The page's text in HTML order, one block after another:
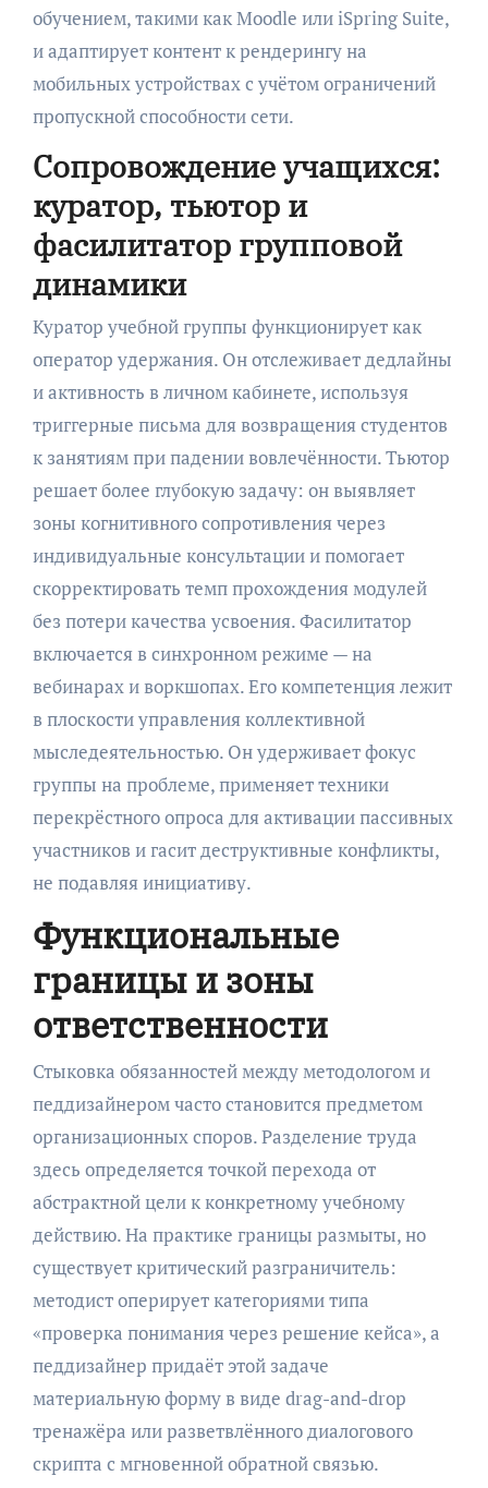
обучением, такими как Moodle или iSpring Suite,
и адаптирует контент к рендерингу на
мобильных устройствах с учётом ограничений
пропускной способности сети.
Сопровождение учащихся:
куратор, тьютор и
фасилитатор групповой
динамики
Куратор учебной группы функционирует как
оператор удержания. Он отслеживает дедлайны
и активность в личном кабинете, используя
триггерные письма для возвращения студентов
к занятиям при падении вовлечённости. Тьютор
решает более глубокую задачу: он выявляет
зоны когнитивного сопротивления через
индивидуальные консультации и помогает
скорректировать темп прохождения модулей
без потери качества усвоения. Фасилитатор
включается в синхронном режиме — на
вебинарах и воркшопах. Его компетенция лежит
в плоскости управления коллективной
мыследеятельностью. Он удерживает фокус
группы на проблеме, применяет техники
перекрёстного опроса для активации пассивных
участников и гасит деструктивные конфликты,
не подавляя инициативу.
Функциональные
границы и зоны
ответственности
Стыковка обязанностей между методологом и
педдизайнером часто становится предметом
организационных споров. Разделение труда
здесь определяется точкой перехода от
абстрактной цели к конкретному учебному
действию. На практике границы размыты, но
существует критический разграничитель:
методист оперирует категориями типа
«проверка понимания через решение кейса», а
педдизайнер придаёт этой задаче
материальную форму в виде drag-and-drop
тренажёра или разветвлённого диалогового
скрипта с мгновенной обратной связью.